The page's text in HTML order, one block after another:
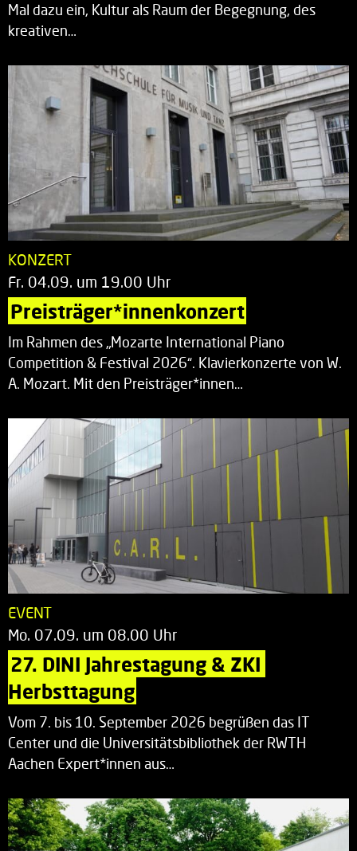
Mal dazu ein, Kultur als Raum der Begegnung, des
kreativen…
KONZERT
Fr. 04.09. um 19.00 Uhr
Preisträger*innenkonzert
Im Rahmen des „Mozarte International Piano
Competition & Festival 2026“. Klavierkonzerte von W.
A. Mozart. Mit den Preisträger*innen…
EVENT
Mo. 07.09. um 08.00 Uhr
27. DINI Jahrestagung & ZKI
Herbsttagung
Vom 7. bis 10. September 2026 begrüßen das IT
Center und die Universitätsbibliothek der RWTH
Aachen Expert*innen aus…